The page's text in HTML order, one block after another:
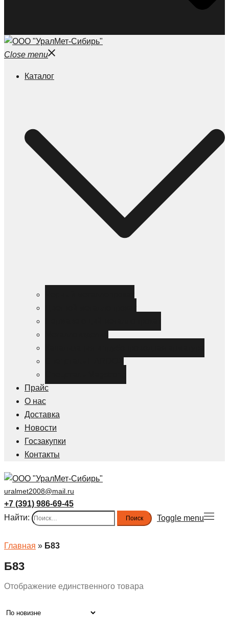
Close menu
Каталог
Прайс
О нас
Доставка
Новости
Госзакупки
Контакты
uralmet2008@mail.ru
+7 (391) 986-69-45
Найти:
Toggle menu
Главная » Б83
Б83
Отображение единственного товара